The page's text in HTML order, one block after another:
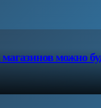
можно